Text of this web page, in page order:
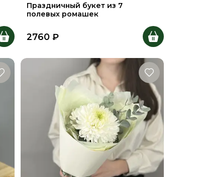
Праздничный букет из 7
полевых ромашек
2760 ₽